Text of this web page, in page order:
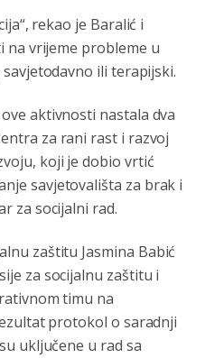
rekao je Baralić i
na vrijeme probleme u
ili terapijski.
aktivnosti nastala dva
za rani rast i razvoj
koji je dobio vrtić
savjetovališta za brak i
za socijalni rad.
zaštitu Jasmina Babić
za socijalnu zaštitu i
timu na
protokol o saradnji
uključene u rad sa
pakta, na vlast došli
ratni profiter i
предсједник државе
ће умријети од муке,не
recimo Bakir ili Dragan a
pokrajina u državi